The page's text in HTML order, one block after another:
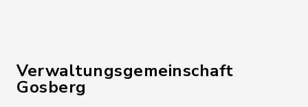
Verwaltungsgemeinschaft
Gosberg